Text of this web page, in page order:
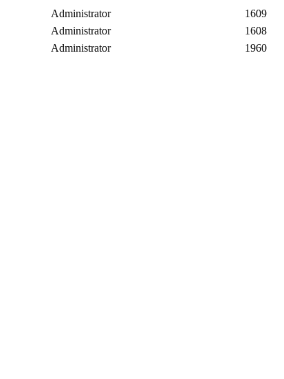
Administrator
1609
Administrator
1608
Administrator 1960